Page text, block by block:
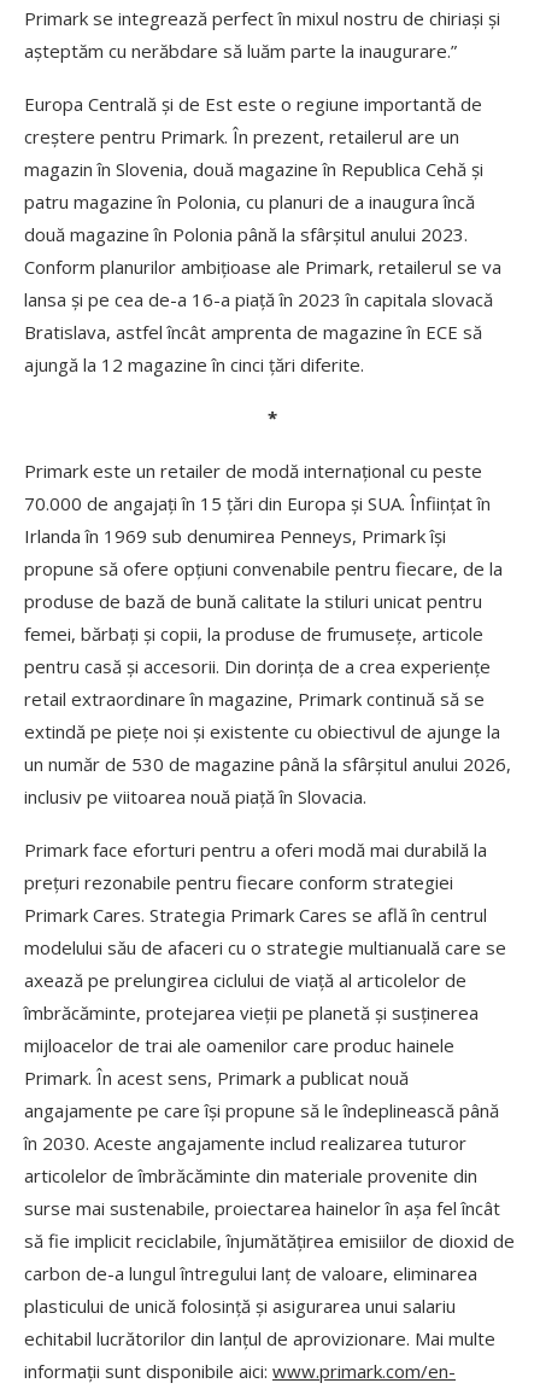
Primark se integrează perfect în mixul nostru de chiriași și
așteptăm cu nerăbdare să luăm parte la inaugurare.”
Europa Centrală și de Est este o regiune importantă de
creștere pentru Primark. În prezent, retailerul are un
magazin în Slovenia, două magazine în Republica Cehă și
patru magazine în Polonia, cu planuri de a inaugura încă
două magazine în Polonia până la sfârșitul anului 2023.
Conform planurilor ambițioase ale Primark, retailerul se va
lansa și pe cea de-a 16-a piață în 2023 în capitala slovacă
Bratislava, astfel încât amprenta de magazine în ECE să
ajungă la 12 magazine în cinci țări diferite.
*
Primark este un retailer de modă internațional cu peste
70.000 de angajați în 15 țări din Europa și SUA. Înființat în
Irlanda în 1969 sub denumirea Penneys, Primark își
propune să ofere opțiuni convenabile pentru fiecare, de la
produse de bază de bună calitate la stiluri unicat pentru
femei, bărbați și copii, la produse de frumusețe, articole
pentru casă și accesorii. Din dorința de a crea experiențe
retail extraordinare în magazine, Primark continuă să se
extindă pe piețe noi și existente cu obiectivul de ajunge la
un număr de 530 de magazine până la sfârșitul anului 2026,
inclusiv pe viitoarea nouă piață în Slovacia.
Primark face eforturi pentru a oferi modă mai durabilă la
prețuri rezonabile pentru fiecare conform strategiei
Primark Cares. Strategia Primark Cares se află în centrul
modelului său de afaceri cu o strategie multianuală care se
axează pe prelungirea ciclului de viață al articolelor de
îmbrăcăminte, protejarea vieții pe planetă și susținerea
mijloacelor de trai ale oamenilor care produc hainele
Primark. În acest sens, Primark a publicat nouă
angajamente pe care își propune să le îndeplinească până
în 2030. Aceste angajamente includ realizarea tuturor
articolelor de îmbrăcăminte din materiale provenite din
surse mai sustenabile, proiectarea hainelor în așa fel încât
să fie implicit reciclabile, înjumătățirea emisiilor de dioxid de
carbon de-a lungul întregului lanț de valoare, eliminarea
plasticului de unică folosință și asigurarea unui salariu
echitabil lucrătorilor din lanțul de aprovizionare. Mai multe
informații sunt disponibile aici: www.primark.com/en-